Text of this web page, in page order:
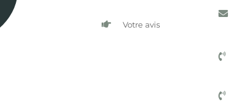
 Votre avis


